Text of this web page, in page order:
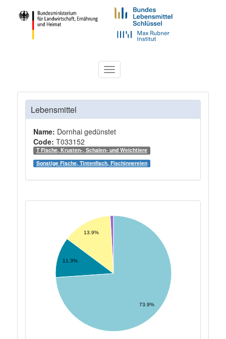
Toggle
navigation
Lebensmittel
Name: Dornhai gedünstet
Code: T033152
T Fische, Krusten-, Schalen- und Weichtiere
Sonstige Fische, Tintenfisch, Fischinnereien
13.9%
11.3%
73.9%